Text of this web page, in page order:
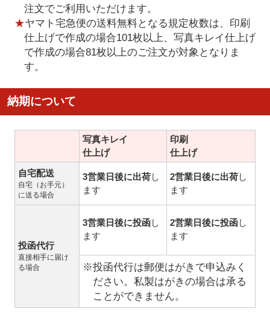
注文でご利用いただけます。
★ヤマト宅急便の送料無料となる規定枚数は、印刷
仕上げで作成の場合101枚以上、写真キレイ仕上げ
で作成の場合81枚以上のご注文が対象となりま
す。
納期について
写真キレイ
仕上げ
印刷
仕上げ
自宅配送
自宅（お手元）
に送る場合
3営業日後に出荷し
ます
2営業日後に出荷し
ます
投函代行
直接相手に届け
る場合
3営業日後に投函し
ます
2営業日後に投函し
ます
※投函代行は郵便はがきで申込みく
ださい。私製はがきの場合は承る
ことができません。